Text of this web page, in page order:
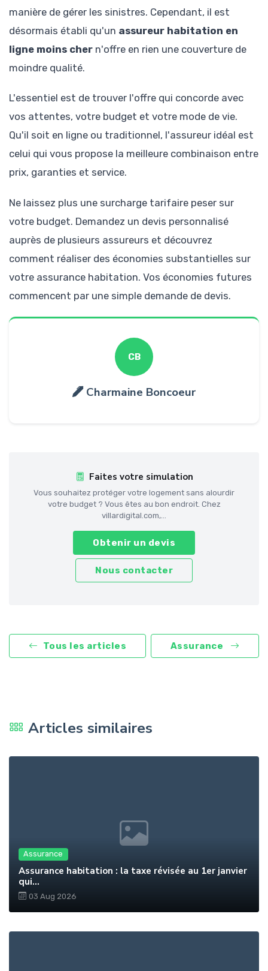
manière de gérer les sinistres. Cependant, il est
désormais établi qu'un assureur habitation en
ligne moins cher n'offre en rien une couverture de
moindre qualité.
L'essentiel est de trouver l'offre qui concorde avec
vos attentes, votre budget et votre mode de vie.
Qu'il soit en ligne ou traditionnel, l'assureur idéal est
celui qui vous propose la meilleure combinaison entre
prix, garanties et service.
Ne laissez plus une surcharge tarifaire peser sur
votre budget. Demandez un devis personnalisé
auprès de plusieurs assureurs et découvrez
comment réaliser des économies substantielles sur
votre assurance habitation. Vos économies futures
commencent par une simple demande de devis.
CB
Charmaine Boncoeur
Faites votre simulation
Vous souhaitez protéger votre logement sans alourdir
votre budget ? Vous êtes au bon endroit. Chez
villardigital.com,...
Obtenir un devis
Nous contacter
Tous les articles Assurance
Articles similaires
Assurance
Assurance habitation : la taxe révisée au 1er janvier
qui...
03 Aug 2026